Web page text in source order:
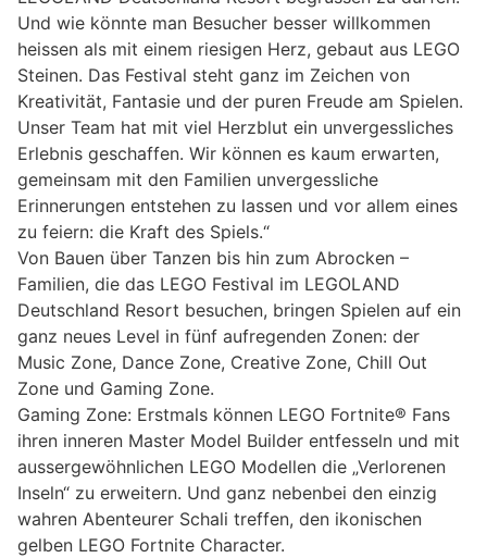
Und wie könnte man Besucher besser willkommen
heissen als mit einem riesigen Herz, gebaut aus LEGO
Steinen. Das Festival steht ganz im Zeichen von
Kreativität, Fantasie und der puren Freude am Spielen.
Unser Team hat mit viel Herzblut ein unvergessliches
Erlebnis geschaffen. Wir können es kaum erwarten,
gemeinsam mit den Familien unvergessliche
Erinnerungen entstehen zu lassen und vor allem eines
zu feiern: die Kraft des Spiels.“
Von Bauen über Tanzen bis hin zum Abrocken –
Familien, die das LEGO Festival im LEGOLAND
Deutschland Resort besuchen, bringen Spielen auf ein
ganz neues Level in fünf aufregenden Zonen: der
Music Zone, Dance Zone, Creative Zone, Chill Out
Zone und Gaming Zone.
Gaming Zone: Erstmals können LEGO Fortnite® Fans
ihren inneren Master Model Builder entfesseln und mit
aussergewöhnlichen LEGO Modellen die „Verlorenen
Inseln“ zu erweitern. Und ganz nebenbei den einzig
wahren Abenteurer Schali treffen, den ikonischen
gelben LEGO Fortnite Character.